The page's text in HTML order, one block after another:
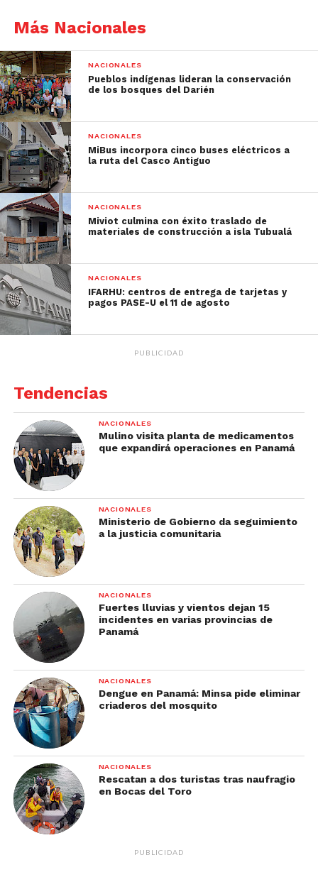
Más Nacionales
NACIONALES
Pueblos indígenas lideran la conservación
de los bosques del Darién
NACIONALES
MiBus incorpora cinco buses eléctricos a
la ruta del Casco Antiguo
NACIONALES
Miviot culmina con éxito traslado de
materiales de construcción a isla Tubualá
NACIONALES
IFARHU: centros de entrega de tarjetas y
pagos PASE-U el 11 de agosto
PUBLICIDAD
Tendencias
NACIONALES
Mulino visita planta de medicamentos
que expandirá operaciones en Panamá
NACIONALES
Ministerio de Gobierno da seguimiento
a la justicia comunitaria
NACIONALES
Fuertes lluvias y vientos dejan 15
incidentes en varias provincias de
Panamá
NACIONALES
Dengue en Panamá: Minsa pide eliminar
criaderos del mosquito
NACIONALES
Rescatan a dos turistas tras naufragio
en Bocas del Toro
PUBLICIDAD